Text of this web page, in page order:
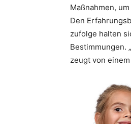
Maßnahmen,
Den
zufolge halten
Bestimmungen.
zeugt von